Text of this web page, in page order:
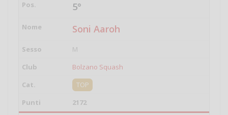
5°
Soni Aaroh
M
Bolzano Squash
TOP
2172